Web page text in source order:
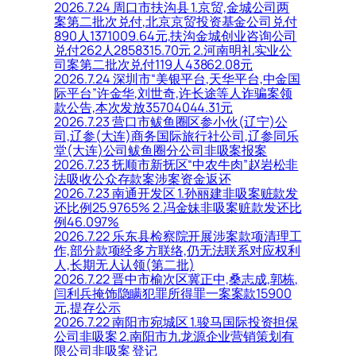
2026.7.24 周口市扶沟县 1.京贸,金城公司两
案第二批次兑付,北京京贸投资基金公司兑付
890人1371009.64元,扶沟金城创业咨询公司
兑付262人2858315.70元 2.河南明礼实业公
司案第二批次兑付119人43862.08元
2026.7.24 深圳市“美银平台,天华平台,中金国
际平台”许金华,刘世奇,许长途等人诈骗案领
款公告,本次发放35704044.31元
2026.7.23 营口市鲅鱼圈区参小伙(辽宁)公
司,辽参(大连)商务国际旅行社公司,辽参同乐
堂(大连)公司鲅鱼圈分公司非吸案报案
2026.7.23 抚顺市新抚区“中农牛肉”赵岩松非
法吸收公众存款案涉案资金返还
2026.7.23 南通开发区 1.孙丽建非吸案赃款发
还比例25.9765% 2.冯金妹非吸案赃款发还比
例46.097%
2026.7.22 乐东县检察院开展涉案款项清理工
作,部分款项经多方联络,仍无法联系对应权利
人,长期无人认领(第二批)
2026.7.22 晋中市榆次区冀正中,桑志成,郭栋,
闫利兵掩饰隐瞒犯罪所得罪一案案款15900
元,提存公示
2026.7.22 南阳市宛城区 1.骏马国际投资担保
公司非吸案 2.南阳市九龙源企业营销策划有
限公司非吸案 登记